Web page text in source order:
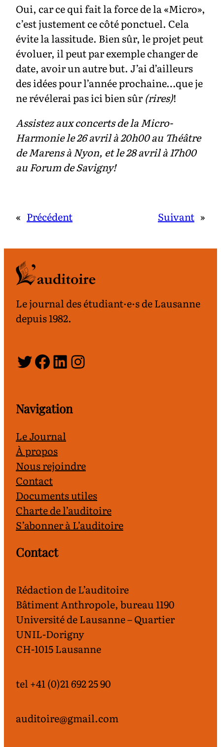
Oui, car ce qui fait la force de la «Micro»,
c’est justement ce côté ponctuel. Cela
évite la lassitude. Bien sûr, le projet peut
évoluer, il peut par exemple changer de
date, avoir un autre but. J’ai d’ailleurs
des idées pour l’année prochaine…que je
ne révélerai pas ici bien sûr(rires)!
Assistez aux concerts de la Micro-
Harmonie le 26 avril à 20h00 au Théâtre
de Marens à Nyon, et le 28 avril à 17h00
au Forum de Savigny!
« Précédent Suivant »
Le journal des étudiant·e·s de Lausanne
depuis 1982.
Twitter
Facebook
LinkedIn
Instagram
Navigation
Le Journal
À propos
Nous rejoindre
Contact
Documents utiles
Charte de l’auditoire
S’abonner à L’auditoire
Contact
Rédaction de L’auditoire
Bâtiment Anthropole, bureau 1190
Université de Lausanne – Quartier
UNIL-Dorigny
CH-1015 Lausanne
tel +41 (0)21 692 25 90
auditoire@gmail.com